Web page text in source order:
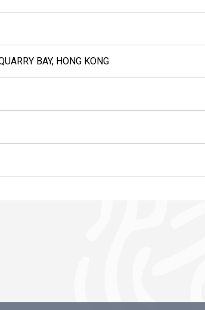
BAY, HONG KONG